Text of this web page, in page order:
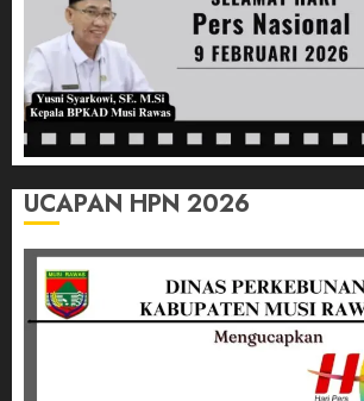
UCAPAN HPN 2026